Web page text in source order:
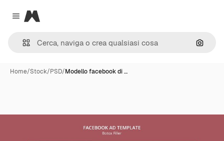
Close menu
Magnific
Cerca
Home/Stock/PSD/Modello facebook di …